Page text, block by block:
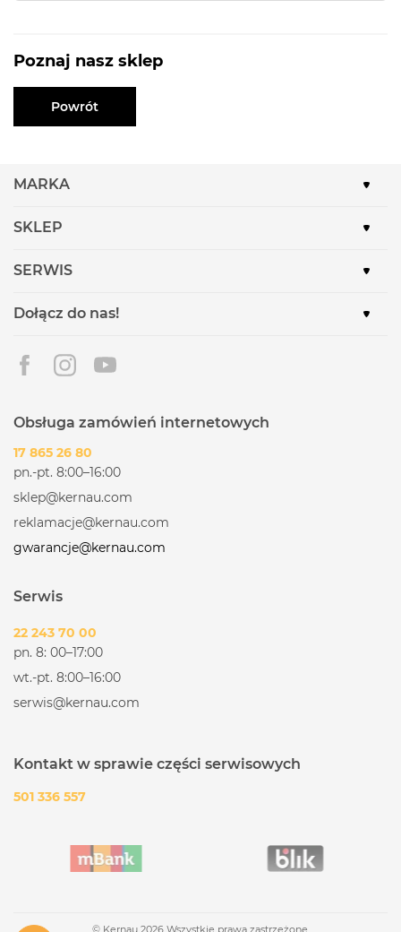
Poznaj nasz sklep
Powrót
MARKA
SKLEP
SERWIS
Dołącz do nas!
Obsługa zamówień internetowych
17 865 26 80
pn.-pt. 8:00–16:00
sklep@kernau.com
reklamacje@kernau.com
gwarancje@kernau.com
Serwis
22 243 70 00
pn. 8: 00–17:00
wt.-pt. 8:00–16:00
serwis@kernau.com
Kontakt w sprawie części serwisowych
501 336 557
© Kernau 2026 Wszystkie prawa zastrzeżone.